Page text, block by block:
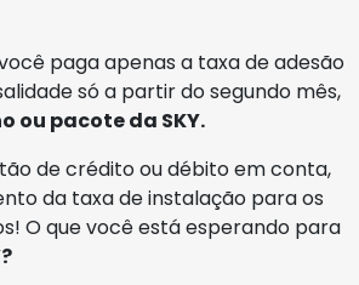
paga apenas a taxa de adesão
só a partir do segundo mês,
ou pacote da SKY.
de crédito ou débito em conta,
da taxa de instalação para os
O que você está esperando para